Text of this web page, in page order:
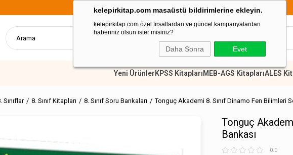
kelepirkitap.com masaüstü bildirimlerine ekleyin.
kelepirkitap.com özel fırsatlardan ve güncel kampanyalardan
haberiniz olsun ister misiniz?
Daha Sonra Evet
Yeni ÜrünlerKPSS KitaplarıMEB-AGS KitaplarıALES
8. Sınıf Kitapları 8. Sınıf Soru Bankaları Tonguç Akademi 8. Sınıf Dinamo Fen Bilimleri
Tonguç
Bankası
0.0